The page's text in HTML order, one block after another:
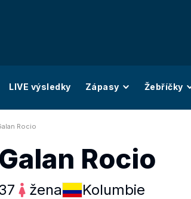
LIVE výsledky Zápasy Žebříčky
Rocio
Galan Rocio
žena Kolumbie